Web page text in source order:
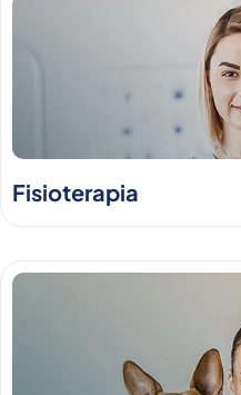
Fisioterapia